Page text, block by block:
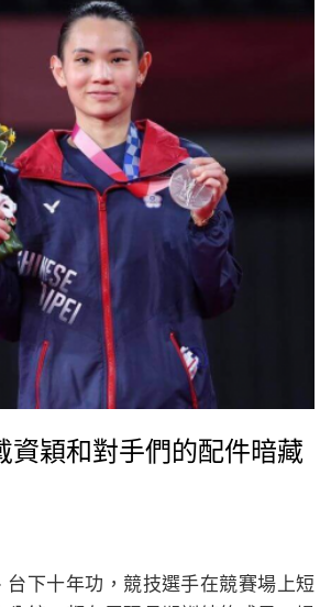
資穎和對手們的配件暗藏
台下十年功，競技選手在競賽場上短